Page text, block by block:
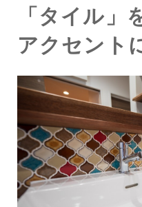
「タイル」
アクセント